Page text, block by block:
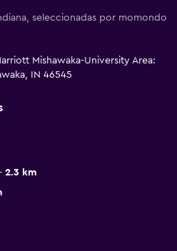
seleccionadas por momondo
Mishawaka-University Area:
IN 46545
2.3 km